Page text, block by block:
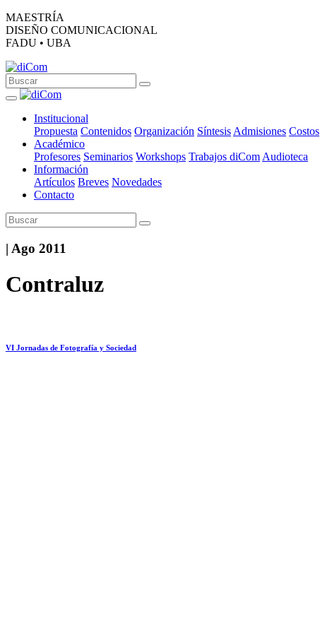
MAESTRÍA
DISEÑO COMUNICACIONAL
FADU • UBA
Institucional
Propuesta Contenidos Organización Síntesis Admisiones Costos
Académico
Profesores Seminarios Workshops Trabajos diCom Audioteca
Información
Artículos Breves Novedades
Contacto
| Ago 2011
Contraluz
VI Jornadas de Fotografía y Sociedad